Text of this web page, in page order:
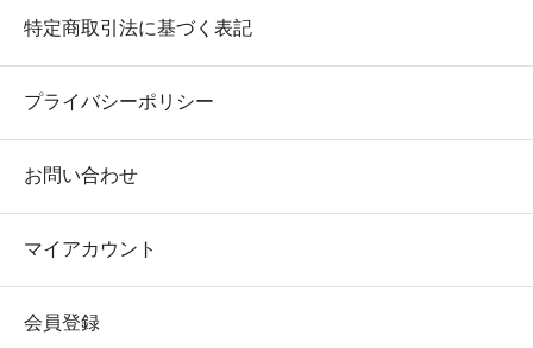
特定商取引法に基づく表記
プライバシーポリシー
お問い合わせ
マイアカウント
会員登録